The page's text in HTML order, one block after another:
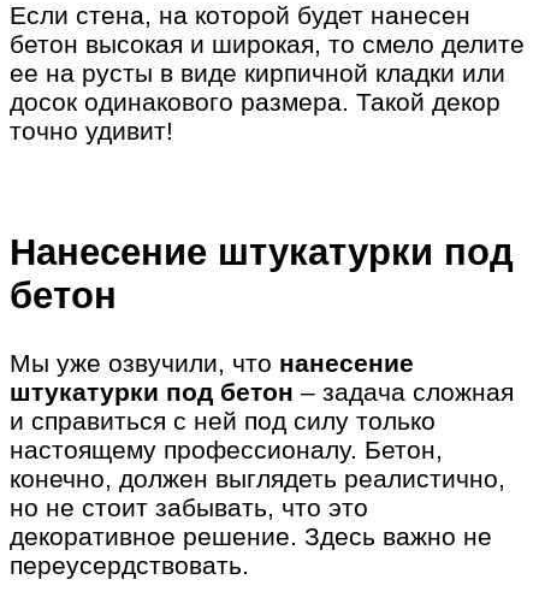
Если стена, на которой будет нанесен
бетон высокая и широкая, то смело делите
ее на русты в виде кирпичной кладки или
досок одинакового размера. Такой декор
точно удивит!
Нанесение штукатурки под
бетон
Мы уже озвучили, что нанесение
штукатурки под бетон – задача сложная
и справиться с ней под силу только
настоящему профессионалу. Бетон,
конечно, должен выглядеть реалистично,
но не стоит забывать, что это
декоративное решение. Здесь важно не
переусердствовать.